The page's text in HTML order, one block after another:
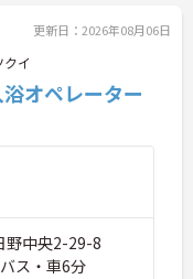
更新日：2026年08月06日
イ
オペレーター
野中央2-29-8
ス・車6分